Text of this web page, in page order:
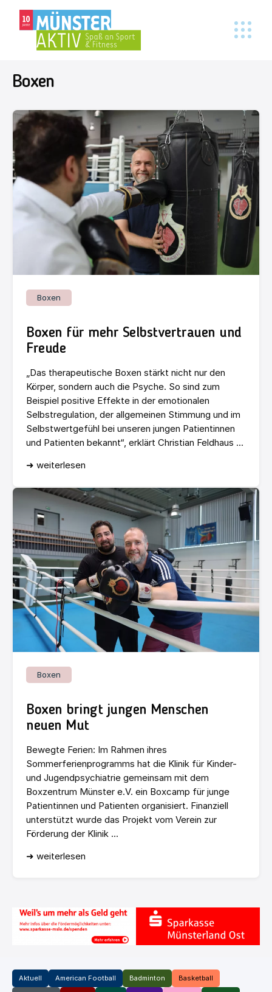
Boxen
Boxen
Boxen für mehr Selbstvertrauen und
Freude
„Das therapeutische Boxen stärkt nicht nur den
Körper, sondern auch die Psyche. So sind zum
Beispiel positive Effekte in der emotionalen
Selbstregulation, der allgemeinen Stimmung und im
Selbstwertgefühl bei unseren jungen Patientinnen
und Patienten bekannt“, erklärt Christian Feldhaus ...
➜ weiterlesen
Boxen
Boxen bringt jungen Menschen
neuen Mut
Bewegte Ferien: Im Rahmen ihres
Sommerferienprogramms hat die Klinik für Kinder-
und Jugendpsychiatrie gemeinsam mit dem
Boxzentrum Münster e.V. ein Boxcamp für junge
Patientinnen und Patienten organisiert. Finanziell
unterstützt wurde das Projekt vom Verein zur
Förderung der Klinik ...
➜ weiterlesen
Aktuell American Football Badminton Basketball